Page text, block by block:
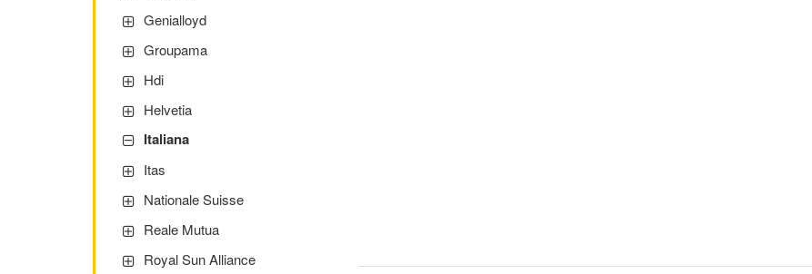
Genialloyd
Groupama
Hdi
Helvetia
Italiana
Itas
Nationale Suisse
Reale Mutua
Royal Sun Alliance